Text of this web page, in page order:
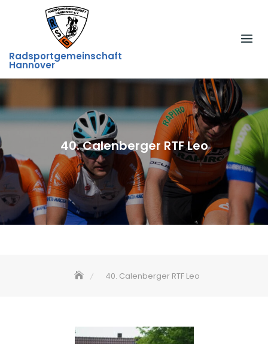
Radsportgemeinschaft
Hannover
40. Calenberger RTF Leo
40. Calenberger RTF Leo